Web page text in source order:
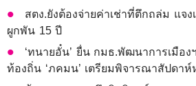
สตง.ยังต้องจ่ายค่าเช่าที่ตึกถล่ม แจ
ผูกพัน 15 ปี
‘ทนายอั๋น’ ยื่น กมธ.พัฒนาการเมือ
ท้องถิ่น ‘ภคมน’ เตรียมพิจารณาสัปดาห์